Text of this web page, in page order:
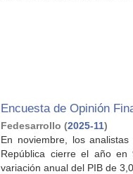
Encuesta de Opinión
Fedesarrollo (2025-11)
En noviembre, los
República cierre el año en
variación anual del PIB de